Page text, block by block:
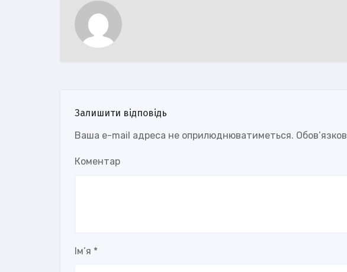
Залишити відповідь
Ваша e-mail адреса не оприлюднюватиметься.
Коментар
Ім’я *